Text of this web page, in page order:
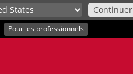
Continuer
Pour les professionnels